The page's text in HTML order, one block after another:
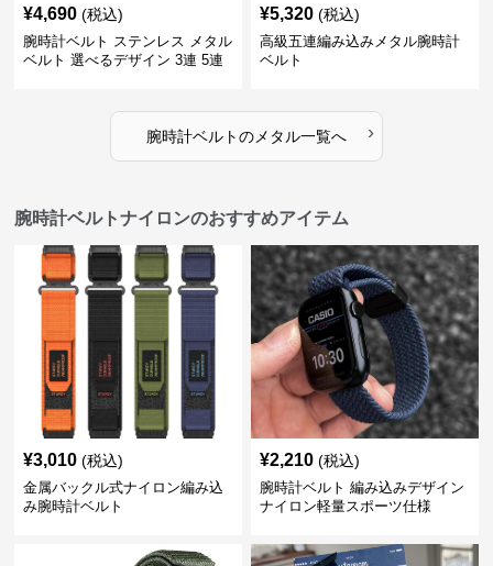
¥4,690 (税込)
腕時計ベルト ステンレス メタル
ベルト 選べるデザイン 3連 5連
¥5,320 (税込)
高級五連編み込みメタル腕時計
ベルト
腕時計ベルトのメタル一覧へ ›
腕時計ベルトナイロンのおすすめアイテム
¥3,010 (税込)
金属バックル式ナイロン編み込
み腕時計ベルト
¥2,210 (税込)
腕時計ベルト 編み込みデザイン
ナイロン軽量スポーツ仕様